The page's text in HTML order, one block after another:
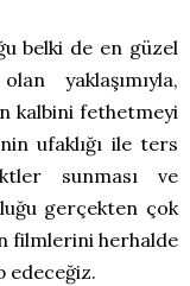
belki de en güzel
yaklaşımıyla,
kalbini fethetmeyi
ufaklığı ile ters
sunması ve
gerçekten çok
filmlerini herhalde
edeceğiz.